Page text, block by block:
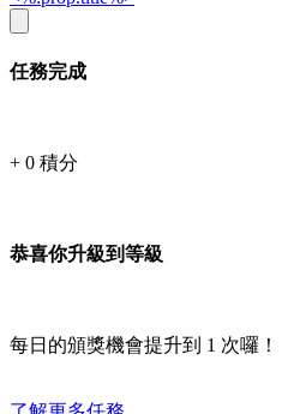
任務完成
+ 0 積分
恭喜你升級到等級
每日的頒獎機會提升到 1 次囉！